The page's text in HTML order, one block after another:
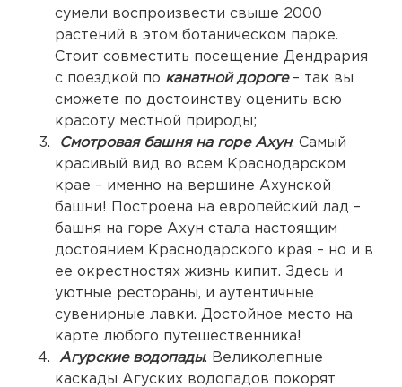
сумели воспроизвести свыше 2000
растений в этом ботаническом парке.
Стоит совместить посещение Дендрария
с поездкой по канатной дороге– так вы
сможете по достоинству оценить всю
красоту местной природы;
Смотровая башня на горе Ахун. Самый
красивый вид во всем Краснодарском
крае – именно на вершине Ахунской
башни! Построена на европейский лад –
башня на горе Ахун стала настоящим
достоянием Краснодарского края – но и в
ее окрестностях жизнь кипит. Здесь и
уютные рестораны, и аутентичные
сувенирные лавки. Достойное место на
карте любого путешественника!
Агурские водопады. Великолепные
каскады Агуских водопадов покорят